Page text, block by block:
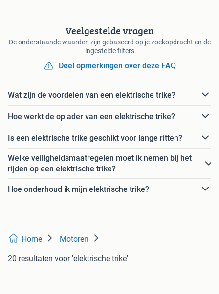
Veelgestelde vragen
De onderstaande waarden zijn gebaseerd op je zoekopdracht en de
ingestelde filters
Deel opmerkingen over deze FAQ
Wat zijn de voordelen van een elektrische trike?
Hoe werkt de oplader van een elektrische trike?
Is een elektrische trike geschikt voor lange ritten?
Welke veiligheidsmaatregelen moet ik nemen bij het
rijden op een elektrische trike?
Hoe onderhoud ik mijn elektrische trike?
Home Motoren
20 resultaten voor 'elektrische trike'